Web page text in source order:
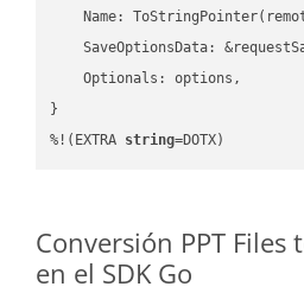
Name:
SaveOptionsData:
    Optionals: options,
}
%!(EXTRA string=DOTX)
Conversión PPT Files
en el SDK Go